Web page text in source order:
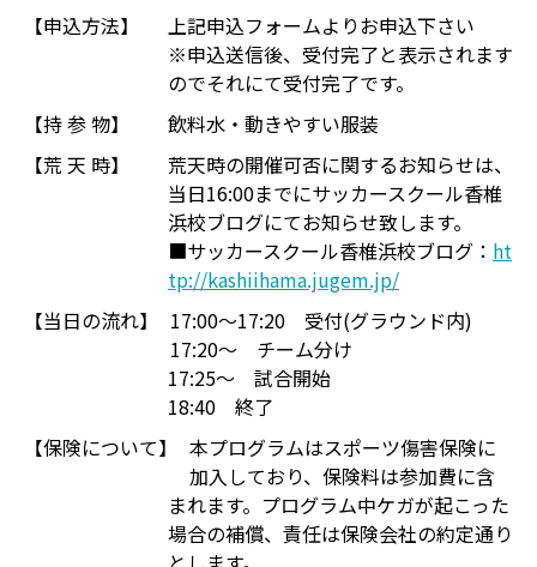
【申込方法】
上記申込フォームよりお申込下さい
※申込送信後、受付完了と表示されます
のでそれにて受付完了です。
【持 参 物】
飲料水・動きやすい服装
【荒 天 時】
荒天時の開催可否に関するお知らせは、
当日16:00までにサッカースクール香椎
浜校ブログにてお知らせ致します。
■サッカースクール香椎浜校ブログ： ht
tp://kashiihama.jugem.jp/
【当日の流れ】
17:00～17:20 受付(グラウンド内)
17:20～ チーム分け
17:25～ 試合開始
18:40 終了
【保険について】
本プログラムはスポーツ傷害保険に
加入しており、保険料は参加費に含
まれます。プログラム中ケガが起こった
場合の補償、責任は保険会社の約定通り